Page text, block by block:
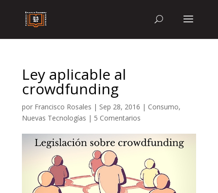
Ley aplicable al
crowdfunding
por Francisco Rosales | Sep 28, 2016 | Consumo,
Nuevas Tecnologías | 5 Comentarios